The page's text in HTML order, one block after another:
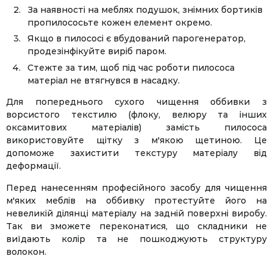
За наявності на меблях подушок, знімних бортиків
пропилососьте кожен елемент окремо.
Якщо в пилососі є вбудований парогенератор,
продезінфікуйте виріб паром.
Стежте за тим, щоб під час роботи пилососа
матеріал не втягнувся в насадку.
Для попереднього сухого чищення оббивки з
ворсистого текстилю (флоку, велюру та інших
оксамитових матеріалів) замість пилососа
використовуйте щітку з м'якою щетиною. Це
допоможе захистити текстуру матеріалу від
деформації.
Перед нанесенням професійного засобу для чищення
м'яких меблів на оббивку протестуйте його на
невеликій ділянці матеріалу на задній поверхні виробу.
Так ви зможете переконатися, що складники не
виїдають колір та не пошкоджують структуру
волокон.